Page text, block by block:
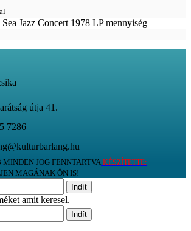
Jazz Concert 1978 LP mennyiség
útja 41.
7286
MINDEN JOG FENNTARTVA KÉSZÍTETTE:
MAGÁNAK ÖN IS!
Indít
amit keresel.
Indít